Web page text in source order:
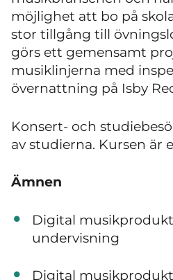
möjlighet att bo på
stor tillgång till
görs ett gemensamt
musiklinjerna med
övernattning på Isby
Konsert- och
av studierna. Kursen är
Ämnen
Digital
undervisning
Digital